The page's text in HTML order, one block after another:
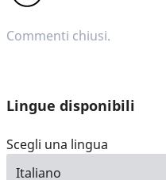
Commenti chiusi.
Lingue disponibili
Scegli una lingua